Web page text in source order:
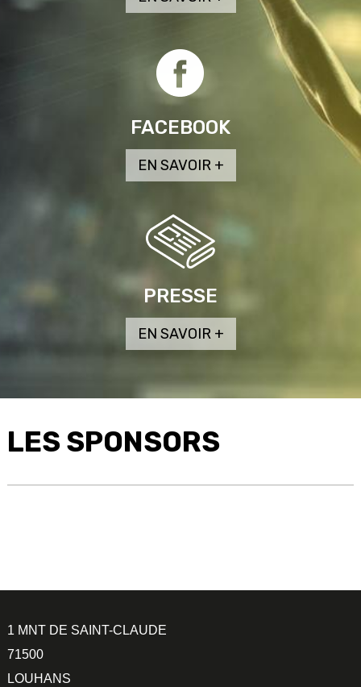
FACEBOOK
PRESSE
LES SPONSORS
1 MNT DE SAINT-CLAUDE
71500
LOUHANS